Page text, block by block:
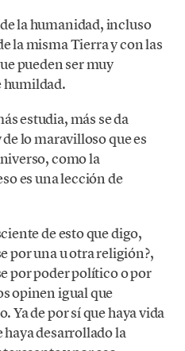
la humanidad, incluso
la misma Tierra y con las
pueden ser muy
humildad.
estudia, más se da
lo maravilloso que es
como la
es una lección de
de esto que digo,
por una u otra religión?,
por poder político o por
opinen igual que
Ya de por sí que haya vida
haya desarrollado la